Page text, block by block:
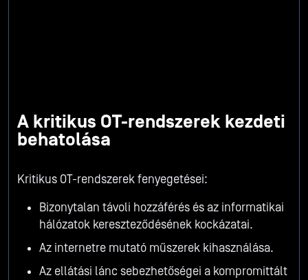
A kritikus OT-rendszerek kezdeti
behatolása
Kritikus OT-rendszerek fenyegetései:
Bizonytalan távoli hozzáférés és az informatikai
hálózatok kereszteződésének kockázatai.
Az internetre mutató műszerek kihasználása.
Az ellátási lánc sebezhetőségei a kompromittált